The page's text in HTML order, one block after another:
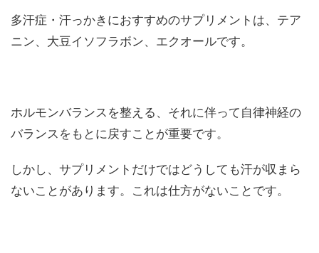
多汗症・汗っかきにおすすめのサプリメントは、テア
ニン、大豆イソフラボン、エクオールです。
ホルモンバランスを整える、それに伴って自律神経の
バランスをもとに戻すことが重要です。
しかし、サプリメントだけではどうしても汗が収まら
ないことがあります。これは仕方がないことです。